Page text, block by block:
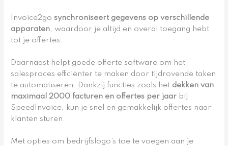
Invoice2gosynchroniseert gegevens op verschillende
apparaten, waardoor je altijd en overal toegang hebt
tot je offertes.
Daarnaast helpt goede offerte software om het
salesproces efficiënter te maken door tijdrovende taken
te automatiseren. Dankzij functies zoals het dekken van
maximaal 2000 facturen en offertes per jaar bij
SpeedInvoice, kun je snel en gemakkelijk offertes naar
klanten sturen.
Met opties om bedrijfslogo’s toe te voegen aan je